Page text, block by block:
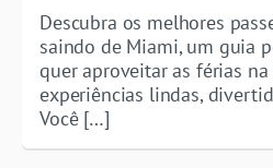
Descubra os melhores
saindo de Miami, um guia
quer aproveitar as férias
experiências lindas,
Você […]